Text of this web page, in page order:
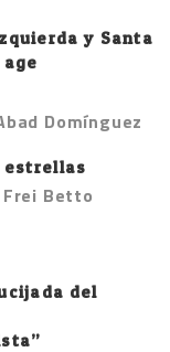
y Santa
Domínguez
estrellas
Frei Betto
del